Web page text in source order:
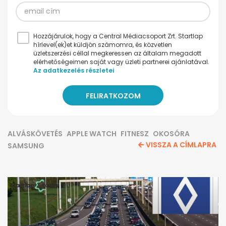
Hozzájárulok, hogy a Central Médiacsoport Zrt. Startlap
hírlevel(ek)et küldjön számomra, és közvetlen
üzletszerzési céllal megkeressen az általam megadott
elérhetőségeimen saját vagy üzleti partnerei ajánlatával.
Az adatkezelés részletei
ALVÁSKÖVETÉS APPLE WATCH FITNESZ OKOSÓRA
SAMSUNG
VISSZA A CÍMLAPRA